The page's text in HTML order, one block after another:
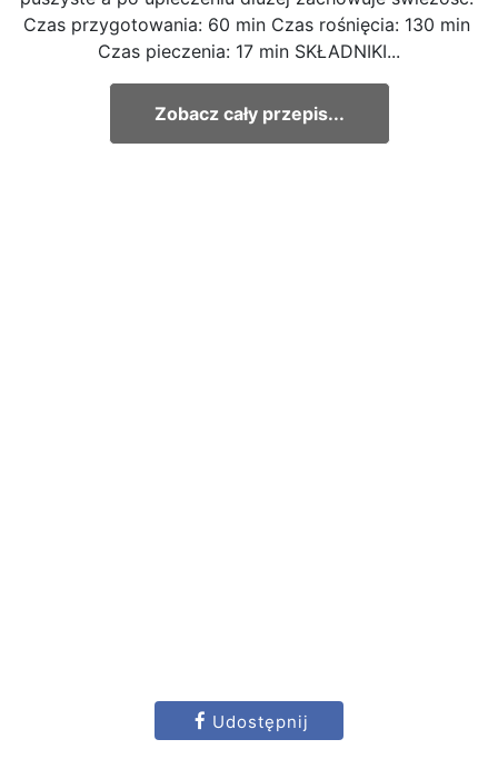
Czas przygotowania: 60 min Czas rośnięcia: 130 min
Czas pieczenia: 17 min SKŁADNIKI...
Zobacz cały przepis...
Udostępnij